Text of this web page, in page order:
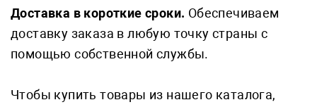
Доставка в короткие сроки. Обеспечиваем
доставку заказа в любую точку страны с
помощью собственной службы.
Чтобы купить товары из нашего каталога,